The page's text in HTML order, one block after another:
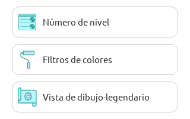
Número de nivel
Filtros de colores
Vista de dibujo-legendario